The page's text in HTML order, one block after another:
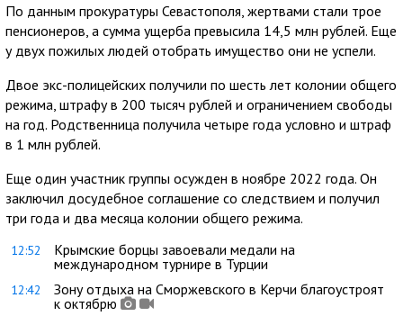
По данным прокуратуры Севастополя, жертвами стали трое
пенсионеров, а сумма ущерба превысила 14,5 млн рублей. Еще
у двух пожилых людей отобрать имущество они не успели.
Двое экс-полицейских получили по шесть лет колонии общего
режима, штрафу в 200 тысяч рублей и ограничением свободы
на год. Родственница получила четыре года условно и штраф
в 1 млн рублей.
Еще один участник группы осужден в ноябре 2022 года. Он
заключил досудебное соглашение со следствием и получил
три года и два месяца колонии общего режима.
12:52
Крымские борцы завоевали медали на
международном турнире в Турции
12:42
Зону отдыха на Сморжевского в Керчи благоустроят
к октябрю